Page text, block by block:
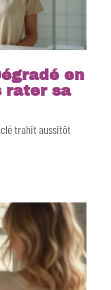
en
rater sa
trahit aussitôt